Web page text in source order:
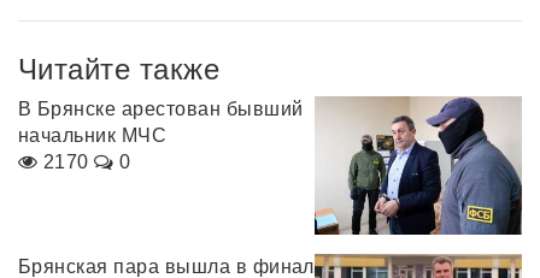
Читайте также
В Брянске арестован бывший
начальник МЧС
2170
0
Брянская пара вышла в финал